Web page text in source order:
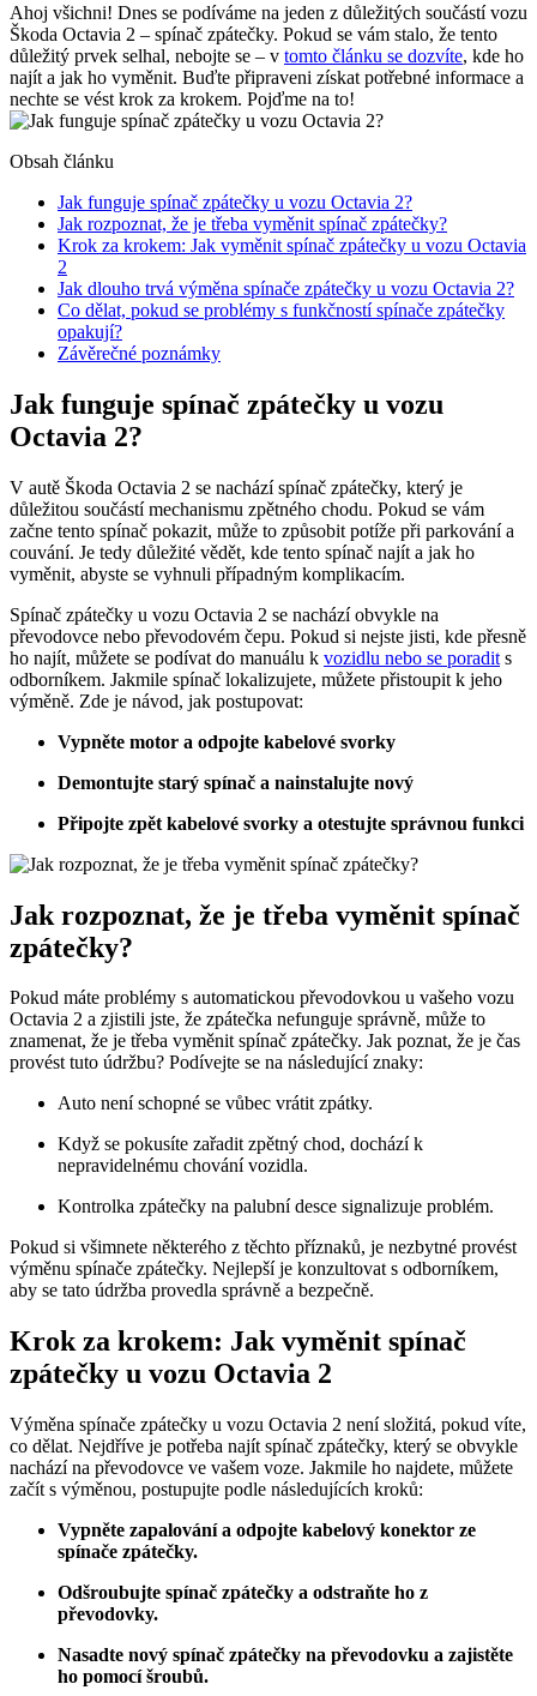
Ahoj všichni! Dnes se podíváme na jeden z důležitých součástí vozu
Škoda Octavia 2 – spínač zpátečky. Pokud se vám stalo, že tento
důležitý prvek selhal, nebojte se – v tomto článku se dozvíte, kde ho
najít a jak ho vyměnit. Buďte připraveni získat potřebné informace a
nechte se vést krok za krokem. Pojďme na to!
Obsah článku
Jak funguje spínač zpátečky u vozu Octavia 2?
Jak rozpoznat, že je třeba vyměnit spínač zpátečky?
Krok za krokem: Jak vyměnit spínač zpátečky u vozu Octavia
2
Jak dlouho trvá výměna spínače zpátečky u vozu Octavia 2?
Co dělat, pokud se problémy s funkčností spínače zpátečky
opakují?
Závěrečné poznámky
Jak funguje spínač zpátečky u vozu
Octavia 2?
V autě Škoda Octavia 2 se nachází spínač zpátečky, který je
důležitou součástí mechanismu zpětného chodu. Pokud se vám
začne tento spínač pokazit, může to způsobit potíže při parkování a
couvání. Je tedy důležité vědět, kde tento spínač najít a jak ho
vyměnit, abyste se vyhnuli případným komplikacím.
Spínač zpátečky u vozu Octavia 2 se nachází obvykle na
převodovce nebo převodovém čepu. Pokud si nejste jisti, kde přesně
ho najít, můžete se podívat do manuálu k vozidlu nebo se poradit s
odborníkem. Jakmile spínač lokalizujete, můžete přistoupit k jeho
výměně. Zde je návod, jak postupovat:
Vypněte motor a odpojte kabelové svorky
Demontujte starý spínač a nainstalujte nový
Připojte zpět kabelové svorky a otestujte správnou funkci
Jak rozpoznat, že je třeba vyměnit spínač
zpátečky?
Pokud máte problémy s automatickou převodovkou u vašeho vozu
Octavia 2 a zjistili jste, že zpátečka nefunguje správně, může to
znamenat, že je třeba vyměnit spínač zpátečky. Jak poznat, že je čas
provést tuto údržbu? Podívejte se na následující znaky:
Auto není schopné se vůbec vrátit zpátky.
Když se pokusíte zařadit zpětný chod, dochází k
nepravidelnému chování vozidla.
Kontrolka zpátečky na palubní desce signalizuje problém.
Pokud si všimnete některého z těchto příznaků, je nezbytné provést
výměnu spínače zpátečky. Nejlepší je konzultovat s odborníkem,
aby se tato údržba provedla správně a bezpečně.
Krok za krokem: Jak vyměnit spínač
zpátečky u vozu Octavia 2
Výměna spínače zpátečky u vozu Octavia 2 není složitá, pokud víte,
co dělat. Nejdříve je potřeba najít spínač zpátečky, který se obvykle
nachází na převodovce ve vašem voze. Jakmile ho najdete, můžete
začít s výměnou, postupujte podle následujících kroků:
Vypněte zapalování a odpojte kabelový konektor ze
spínače zpátečky.
Odšroubujte spínač zpátečky a odstraňte ho z
převodovky.
Nasadte nový spínač zpátečky na převodovku a zajistěte
ho pomocí šroubů.